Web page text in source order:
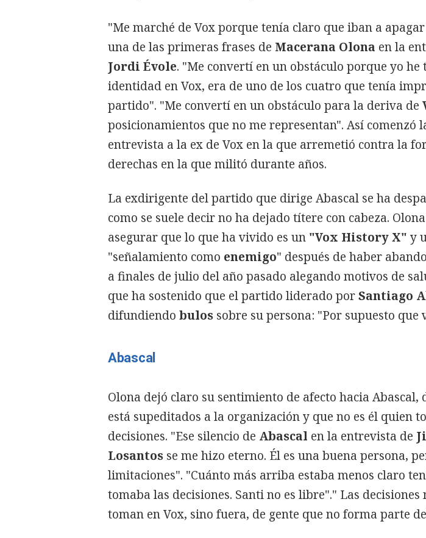
"Me marché de Vox porque tenía claro que iban a
una de las primeras frases de Macerana Olona en la
Jordi Évole. "Me convertí en un obstáculo porque yo he
identidad en Vox, era de uno de los cuatro que tenía
partido". "Me convertí en un obstáculo para la deriva de
posicionamientos que no me representan". Así comenzó
entrevista a la ex de Vox en la que arremetió contra la
derechas en la que militó durante años.
La exdirigente del partido que dirige Abascal se ha
como se suele decir no ha dejado títere con cabeza.
asegurar que lo que ha vivido es un "Vox History X" y
"señalamiento como enemigo" después de haber
a finales de julio del año pasado alegando motivos de
que ha sostenido que el partido liderado porSantiago
difundiendo bulos sobre su persona: "Por supuesto que
Abascal
Olona dejó claro su sentimiento de afecto hacia Abascal,
está supeditados a la organización y que no es él quien
decisiones. "Ese silencio de Abascal en la entrevista de
Losantos se me hizo eterno. Él es una buena persona,
limitaciones". "Cuánto más arriba estaba menos claro
tomaba las decisiones. Santi no es libre"." Las decisiones
toman en Vox, sino fuera, de gente que no forma parte